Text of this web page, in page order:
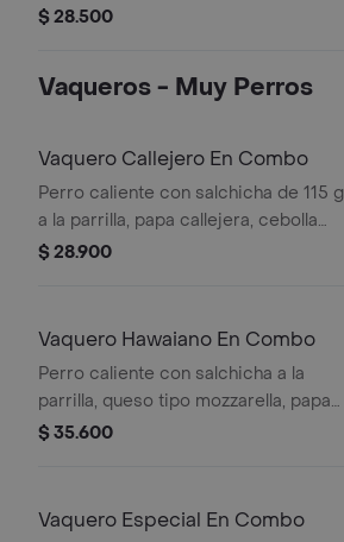
Campestre (quesos, huevo, pepinillos)
alimentos de origen animal)
$ 28.500
Vaqueros - Muy Perros
Vaquero Callejero En Combo
Perro caliente con salchicha de 115 g
a la parrilla, papa callejera, cebolla
picada, salsa blanca, salsa de tomate
PET
$ 28.900
Vaquero Hawaiano En Combo
Perro caliente con salchicha a la
parrilla, queso tipo mozzarella, papa
callejera, piña y salsas en pan perro +
$ 35.600
Vaquero Especial En Combo